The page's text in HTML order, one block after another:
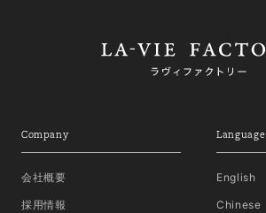
Company
会社概要
採用情報
Language
English
Chinese